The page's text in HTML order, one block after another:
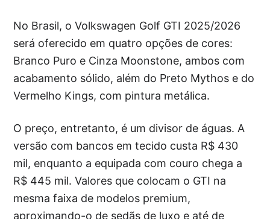
No Brasil, o Volkswagen Golf GTI 2025/2026
será oferecido em quatro opções de cores:
Branco Puro e Cinza Moonstone, ambos com
acabamento sólido, além do Preto Mythos e do
Vermelho Kings, com pintura metálica.
O preço, entretanto, é um divisor de águas. A
versão com bancos em tecido custa R$ 430
mil, enquanto a equipada com couro chega a
R$ 445 mil. Valores que colocam o GTI na
mesma faixa de modelos premium,
aproximando-o de sedãs de luxo e até de